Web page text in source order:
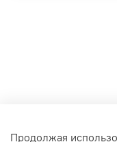
Продолжая